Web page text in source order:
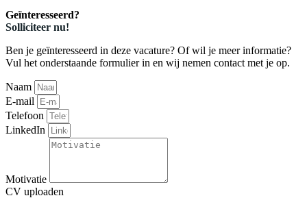
Geïnteresseerd?
Solliciteer nu!
Ben je geïnteresseerd in deze vacature? Of wil je meer informatie?
Vul het onderstaande formulier in en wij nemen contact met je op.
Naam
E-mail
Telefoon
LinkedIn
Motivatie
CV uploaden